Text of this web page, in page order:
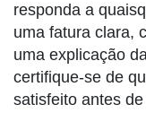
responda a
uma fatura clara,
uma explicação
certifique-se de
satisfeito antes de